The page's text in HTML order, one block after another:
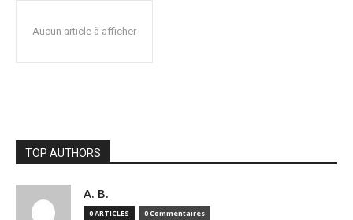
Aucun article à afficher
TOP AUTHORS
A. B.
0 ARTICLES 0 Commentaires